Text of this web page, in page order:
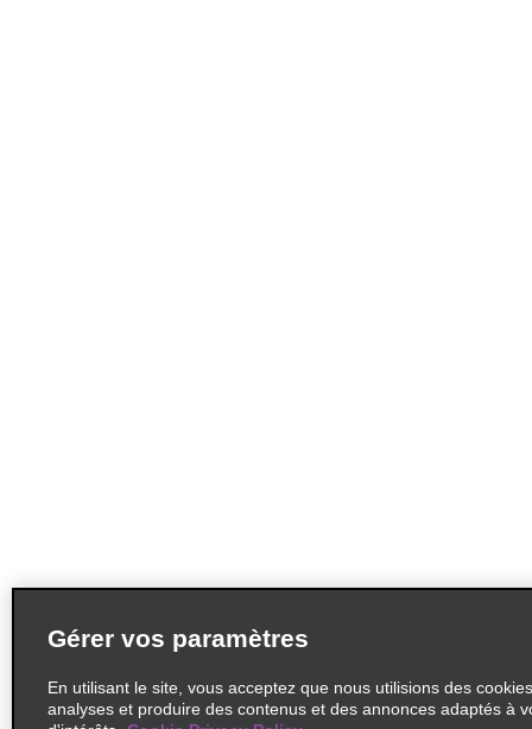
Gérer vos paramètres
En utilisant le site, vous acceptez que nous utilisions des
analyses et produire des contenus et des annonces adaptés à